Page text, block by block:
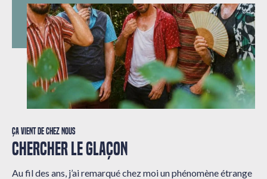
Ça vient de chez nous
CHERCHER LE GLAÇON
Au fil des ans, j’ai remarqué chez moi un phénomène étrange